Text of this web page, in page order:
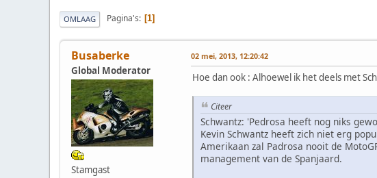
OMLAAG Pagina's 1
Busaberke
Global Moderator
Stamgast
02 mei, 2013, 12:20:42
Hoe dan ook : Alhoewel ik het deels met
Citeer
Schwantz: 'Pedrosa heeft nog niks
Kevin Schwantz heeft zich niet erg
Amerikaan zal Padrosa nooit de
management van de Spanjaard.